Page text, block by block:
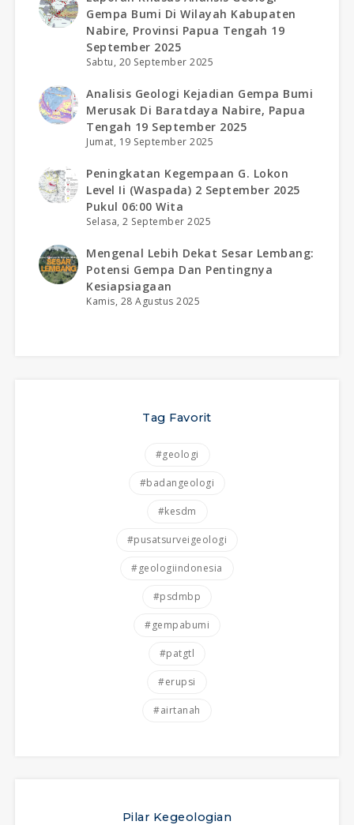
Gempa Bumi Di Wilayah Kabupaten
Nabire, Provinsi Papua Tengah 19
September 2025
Sabtu, 20 September 2025
Analisis Geologi Kejadian Gempa Bumi
Merusak Di Baratdaya Nabire, Papua
Tengah 19 September 2025
Jumat, 19 September 2025
Peningkatan Kegempaan G. Lokon
Level Ii (waspada) 2 September 2025
Pukul 06:00 Wita
Selasa, 2 September 2025
Mengenal Lebih Dekat Sesar Lembang:
Potensi Gempa Dan Pentingnya
Kesiapsiagaan
Kamis, 28 Agustus 2025
Tag Favorit
#geologi
#badangeologi
#kesdm
#pusatsurveigeologi
#geologiindonesia
#psdmbp
#gempabumi
#patgtl
#erupsi
#airtanah
Pilar Kegeologian